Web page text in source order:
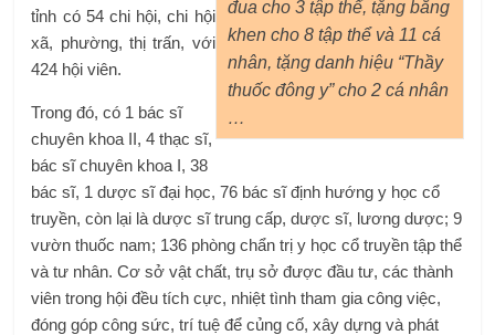
đua cho 3 tập thể, tặng bằng
khen cho 8 tập thể và 11 cá
nhân, tặng danh hiệu “Thầy
thuốc đông y” cho 2 cá nhân
…
tỉnh có 54 chi hội, chi hội
xã, phường, thị trấn, với
424 hội viên.
Trong đó, có 1 bác sĩ
chuyên khoa II, 4 thạc sĩ,
bác sĩ chuyên khoa I, 38
bác sĩ, 1 dược sĩ đại học, 76 bác sĩ định hướng y học cổ
truyền, còn lại là dược sĩ trung cấp, dược sĩ, lương dược; 9
vườn thuốc nam; 136 phòng chẩn trị y học cổ truyền tập thể
và tư nhân. Cơ sở vật chất, trụ sở được đầu tư, các thành
viên trong hội đều tích cực, nhiệt tình tham gia công việc,
đóng góp công sức, trí tuệ để củng cố, xây dựng và phát